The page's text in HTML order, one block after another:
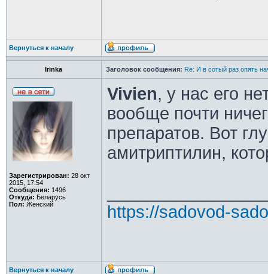
Вернуться к началу
Irinka Заголовок сообщения: Re: И в сотый раз опять
Зарегистрирован: 28 окт
2015, 17:54
Сообщения: 1496
Откуда: Беларусь
Пол: Женский
Vivien, у нас его
вообще почти
препаратов. Вот
амитриптилин,
https://sadovod-
Вернуться к началу